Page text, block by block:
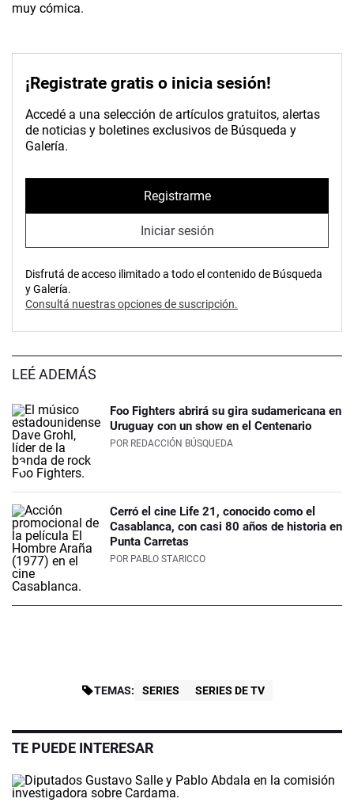
muy cómica.
¡Registrate gratis o inicia sesión!
Accedé a una selección de artículos gratuitos, alertas
de noticias y boletines exclusivos de Búsqueda y
Galería.
Registrarme
Iniciar sesión
Disfrutá de acceso ilimitado a todo el contenido de Búsqueda
y Galería.
Consultá nuestras opciones de suscripción.
LEÉ ADEMÁS
Foo Fighters abrirá su gira sudamericana en
Uruguay con un show en el Centenario
POR REDACCIÓN BÚSQUEDA
Cerró el cine Life 21, conocido como el
Casablanca, con casi 80 años de historia en
Punta Carretas
POR PABLO STARICCO
TEMAS: SERIES SERIES DE TV
TE PUEDE INTERESAR